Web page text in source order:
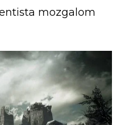
mozgalom